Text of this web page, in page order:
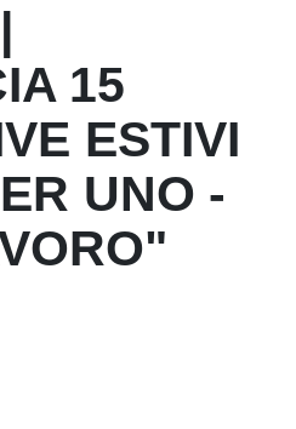
15
ESTIVI
UNO -